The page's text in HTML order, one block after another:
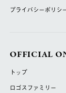
プライバシーポリシ
OFFICIAL
トップ
ロゴスファミリー